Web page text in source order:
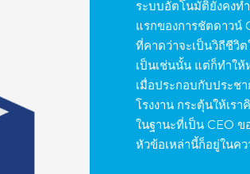
ระบบอัตโนมัติยังคงท
แรกของการชัตดาวน์
ที่คาดว่าจะเป็นวิถีชีวิ
เป็นเช่นนั้น แต่ก็ทำใ
เมื่อประกอบกับประช
โรงงาน กระตุ้นให้เร
ในฐานะที่เป็น CEO
หัวข้อเหล่านี้ก็อยู่ในค